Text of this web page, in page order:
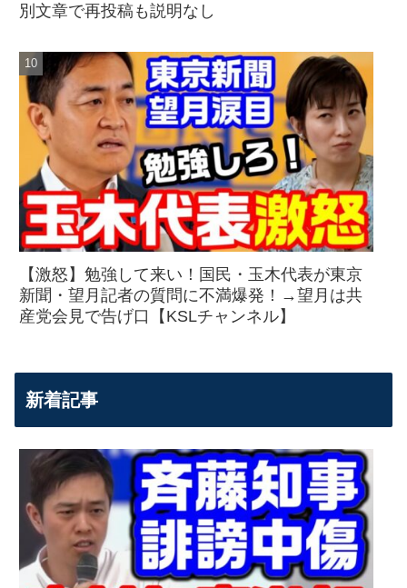
別文章で再投稿も説明なし
【激怒】勉強して来い！国民・玉木代表が東京
新聞・望月記者の質問に不満爆発！→望月は共
産党会見で告げ口【KSLチャンネル】
新着記事